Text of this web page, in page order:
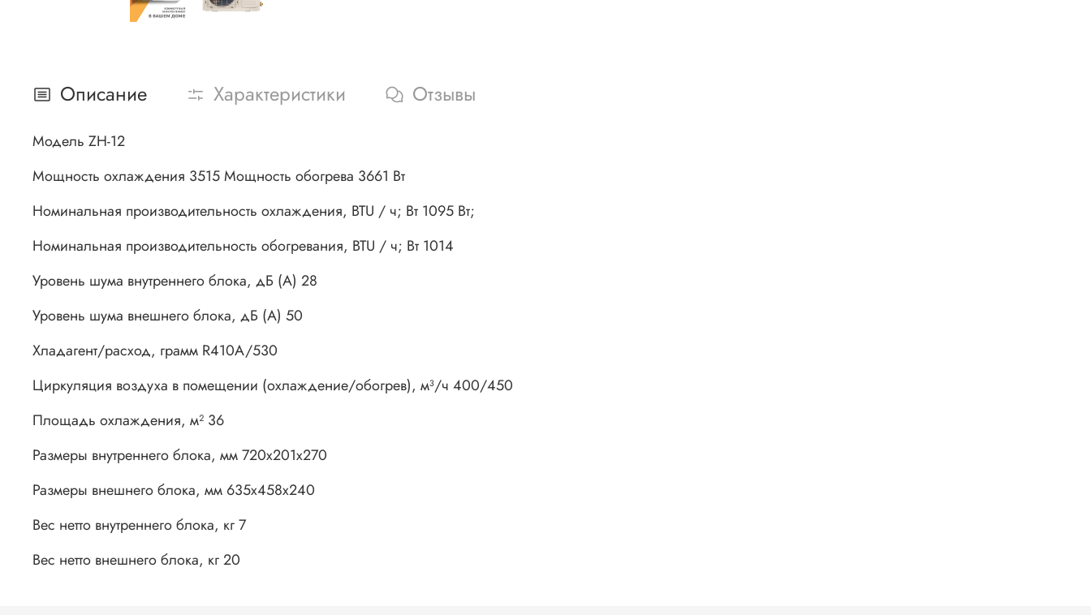
Описание Характеристики Отзывы
Модель ZH-12
Мощность охлаждения 3515 Мощность обогрева 3661 Вт
Номинальная производительность охлаждения, BTU / ч; Вт 1095 Вт;
Номинальная производительность обогревания, BTU / ч; Вт 1014
Уровень шума внутреннего блока, дБ (А) 28
Уровень шума внешнего блока, дБ (А) 50
Хладагент/расход, грамм R410A/530
Циркуляция воздуха в помещении (охлаждение/обогрев), м³/ч 400/450
Площадь охлаждения, м² 36
Размеры внутреннего блока, мм 720x201x270
Размеры внешнего блока, мм 635x458x240
Вес нетто внутреннего блока, кг 7
Вес нетто внешнего блока, кг 20